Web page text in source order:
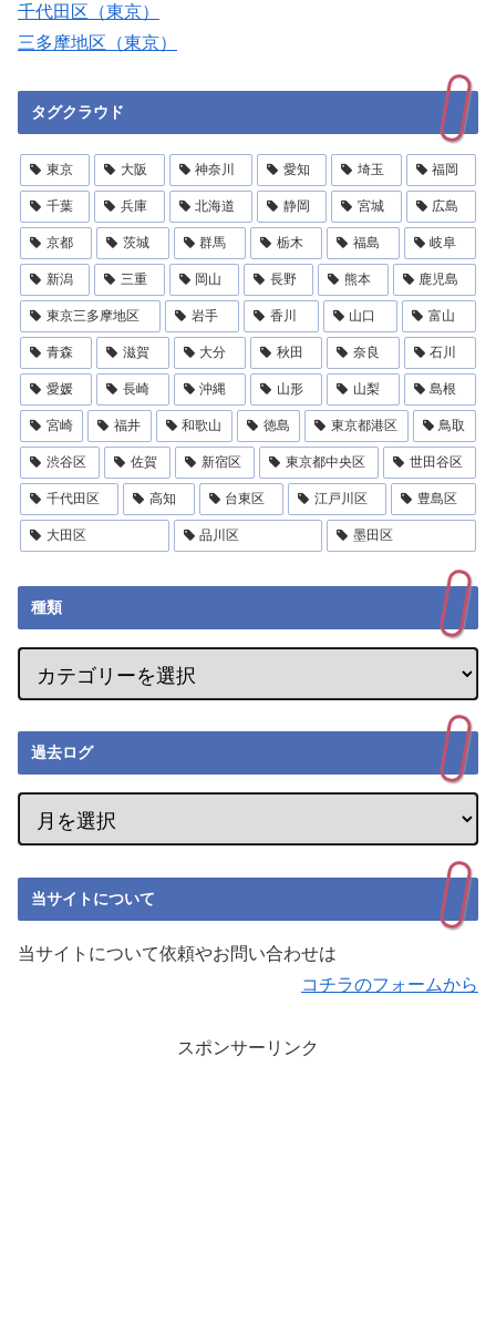
千代田区（東京）
三多摩地区（東京）
タグクラウド
東京 大阪 神奈川 愛知 埼玉 福岡
千葉 兵庫 北海道 静岡 宮城 広島
京都 茨城 群馬 栃木 福島 岐阜
新潟 三重 岡山 長野 熊本 鹿児島
東京三多摩地区 岩手 香川 山口 富山
青森 滋賀 大分 秋田 奈良 石川
愛媛 長崎 沖縄 山形 山梨 島根
宮崎 福井 和歌山 徳島 東京都港区 鳥取
渋谷区 佐賀 新宿区 東京都中央区 世田谷区
千代田区 高知 台東区 江戸川区 豊島区
大田区 品川区 墨田区
種類
過去ログ
当サイトについて
当サイトについて依頼やお問い合わせは
コチラのフォームから
スポンサーリンク